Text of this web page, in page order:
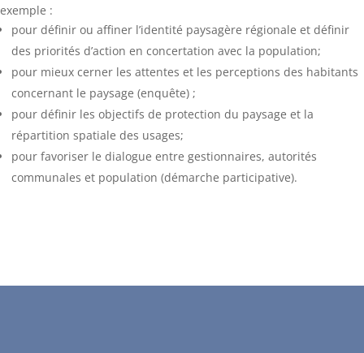
exemple :
pour définir ou affiner l’identité paysagère régionale et définir
des priorités d’action en concertation avec la population;
pour mieux cerner les attentes et les perceptions des habitants
concernant le paysage (enquête) ;
pour définir les objectifs de protection du paysage et la
répartition spatiale des usages;
pour favoriser le dialogue entre gestionnaires, autorités
communales et population (démarche participative).